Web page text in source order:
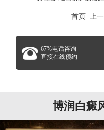
首页 上
67%电话咨询
直接在线预约
博润白癜